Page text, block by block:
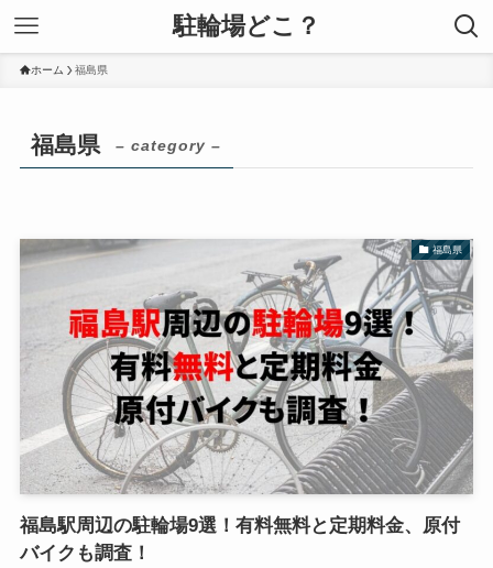
駐輪場どこ？
ホーム 福島県
福島県 – category –
福島県
福島駅周辺の駐輪場9選！有料無料と定期料金、原付
バイクも調査！